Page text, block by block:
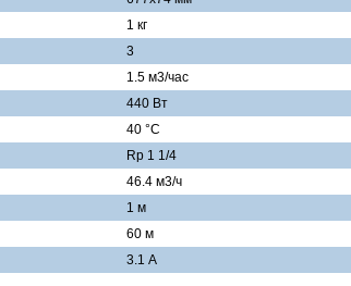
1 кг
3
1.5 м3/час
440 Вт
40 °С
Rp 1 1/4
46.4 м3/ч
1 м
60 м
3.1 А